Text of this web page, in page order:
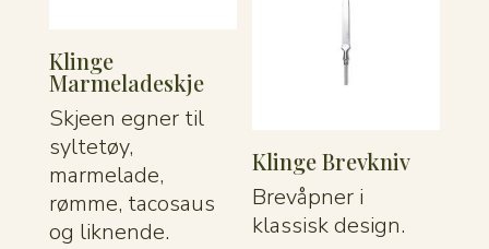
Klinge
Marmeladeskje
Skjeen egner til
syltetøy,
marmelade,
rømme, tacosaus
og liknende.
Klinge Brevkniv
Brevåpner i
klassisk design.